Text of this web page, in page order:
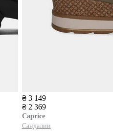
₴ 3 149
₴ 2 369
Caprice
Сандалии